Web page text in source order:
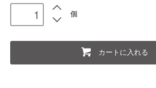
個
カートに入れる